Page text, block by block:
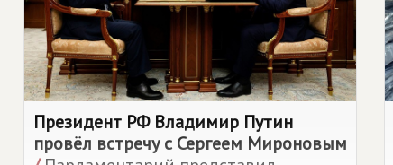
Президент РФ Владимир Путин
провёл встречу с Сергеем Мироновым